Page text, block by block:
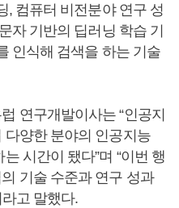
, 컴퓨터 비전분야 연구 성
자 기반의 딥러닝 학습 기
인식해 검색을 하는 기술
연구개발이사는 “인공지
양한 분야의 인공지능
시간이 됐다”며 “이번 행
기술 수준과 연구 성과
고 말했다.